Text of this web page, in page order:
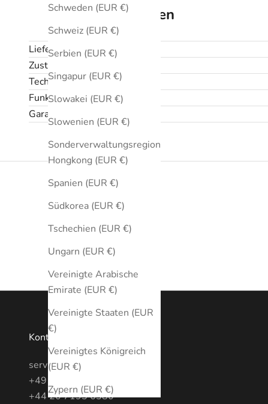
Schweden (EUR €)
Schweiz (EUR €)
Serbien (EUR €)
Singapur (EUR €)
Slowakei (EUR €)
Slowenien (EUR €)
Sonderverwaltungsregion
Hongkong (EUR €)
Spanien (EUR €)
Südkorea (EUR €)
Tschechien (EUR €)
Ungarn (EUR €)
Vereinigte Arabische
Emirate (EUR €)
Vereinigte Staaten (EUR
€)
Vereinigtes Königreich
(EUR €)
Zypern (EUR €)
Technische Daten
Lieferumfang
Zustand
Technische Daten
Funktionen
Garantie und Rückgabe
Kontakt
service@MONTREDO.com
+49 (0) 3028886470
+44 20 7193 6380